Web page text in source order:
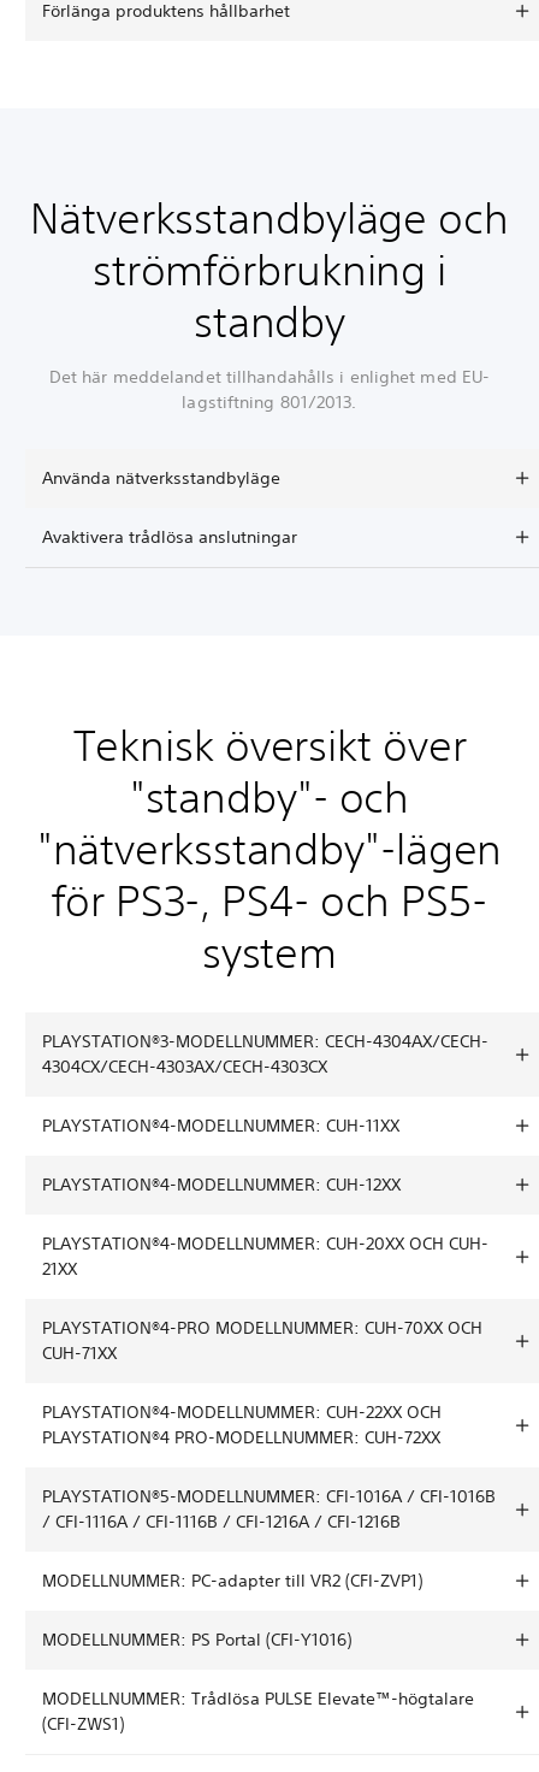
Förlänga produktens hållbarhet
Nätverksstandbyläge och
strömförbrukning i
standby
Det här meddelandet tillhandahålls i enlighet med EU-
lagstiftning 801/2013.
Använda nätverksstandbyläge
Avaktivera trådlösa anslutningar
Teknisk översikt över
"standby"- och
"nätverksstandby"-lägen
för PS3-, PS4- och PS5-
system
PLAYSTATION®3-MODELLNUMMER: CECH-4304AX/CECH-
4304CX/CECH-4303AX/CECH-4303CX
PLAYSTATION®4-MODELLNUMMER: CUH-11XX
PLAYSTATION®4-MODELLNUMMER: CUH-12XX
PLAYSTATION®4-MODELLNUMMER: CUH-20XX OCH CUH-
21XX
PLAYSTATION®4-PRO MODELLNUMMER: CUH-70XX OCH
CUH-71XX
PLAYSTATION®4-MODELLNUMMER: CUH-22XX OCH
PLAYSTATION®4 PRO-MODELLNUMMER: CUH-72XX
PLAYSTATION®5-MODELLNUMMER: CFI-1016A / CFI-1016B
/ CFI-1116A / CFI-1116B / CFI-1216A / CFI-1216B
MODELLNUMMER: PC-adapter till VR2 (CFI-ZVP1)
MODELLNUMMER: PS Portal (CFI-Y1016)
MODELLNUMMER: Trådlösa PULSE Elevate™-högtalare
(CFI-ZWS1)